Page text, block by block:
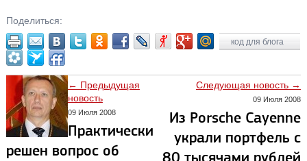
Поделиться:
код для блога
← Предыдущая
новость
09 Июля 2008
Практически
решен вопрос об
Следующая новость →
09 Июля 2008
Из Porsche Cayenne
украли портфель с
80 тысячами рублей